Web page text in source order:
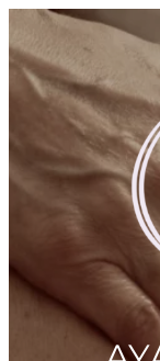
Aller
au
contenu